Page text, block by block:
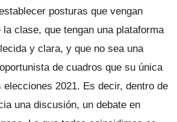
posturas que vengan
clase, que tengan una plataforma
y clara, y que no sea una
de cuadros que su única
2021. Es decir, dentro de
una discusión, un debate en